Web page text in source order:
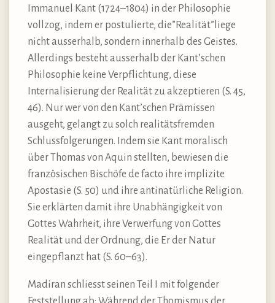
Immanuel Kant (1724–1804) in der Philosophie
vollzog, indem er postulierte, die”Realität”liege
nicht ausserhalb, sondern innerhalb des Geistes.
Allerdings besteht ausserhalb der Kant’schen
Philosophie keine Verpflichtung, diese
Internalisierung der Realität zu akzeptieren (S. 45,
46). Nur wer von den Kant’schen Prämissen
ausgeht, gelangt zu solch realitätsfremden
Schlussfolgerungen. Indem sie Kant moralisch
über Thomas von Aquin stellten, bewiesen die
französischen Bischöfe de facto ihre implizite
Apostasie (S. 50) und ihre antinatürliche Religion.
Sie erklärten damit ihre Unabhängigkeit von
Gottes Wahrheit, ihre Verwerfung von Gottes
Realität und der Ordnung, die Er der Natur
eingepflanzt hat (S. 60–63).
Madiran schliesst seinen Teil I mit folgender